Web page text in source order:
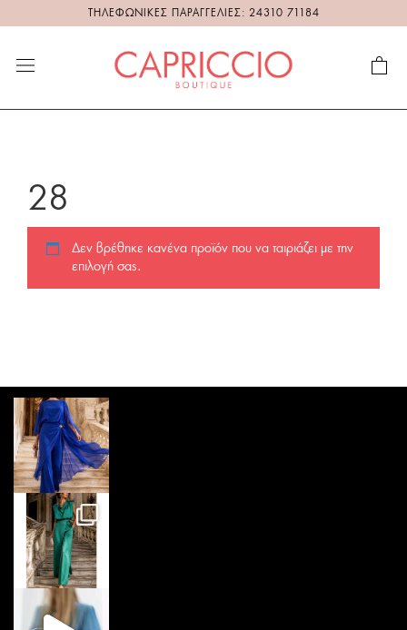
ΤΗΛΕΦΩΝΙΚΕΣ ΠΑΡΑΓΓΕΛΙΕΣ: 24310 71184
28
Δεν βρέθηκε κανένα προϊόν που να ταιριάζει με την
επιλογή σας.